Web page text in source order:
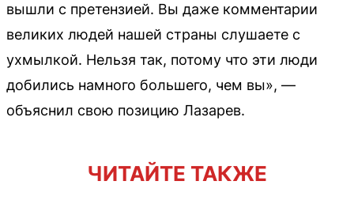
вышли с претензией. Вы даже комментарии
великих людей нашей страны слушаете с
ухмылкой. Нельзя так, потому что эти люди
добились намного большего, чем вы», —
объяснил свою позицию Лазарев.
ЧИТАЙТЕ ТАКЖЕ